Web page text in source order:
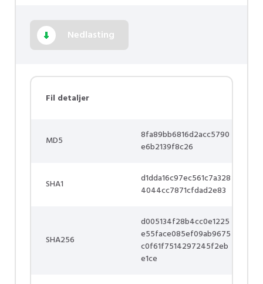
Nedlasting
Fil detaljer
MD5
8fa89bb6816d2acc5790
e6b2139f8c26
SHA1
d1dda16c97ec561c7a328
4044cc7871cfdad2e83
SHA256
d005134f28b4cc0e1225
e55face085ef09ab9675
c0f61f7514297245f2eb
e1ce